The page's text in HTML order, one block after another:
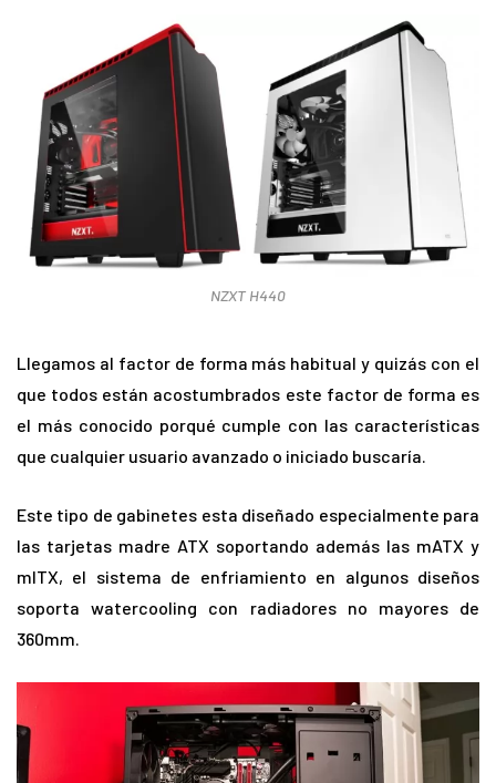
NZXT H440
Llegamos al factor de forma más habitual y quizás con el
que todos están acostumbrados este factor de forma es
el más conocido porqué cumple con las características
que cualquier usuario avanzado o iniciado buscaría.
Este tipo de gabinetes esta diseñado especialmente para
las tarjetas madre ATX soportando además las mATX y
mITX, el sistema de enfriamiento en algunos diseños
soporta watercooling con radiadores no mayores de
360mm.